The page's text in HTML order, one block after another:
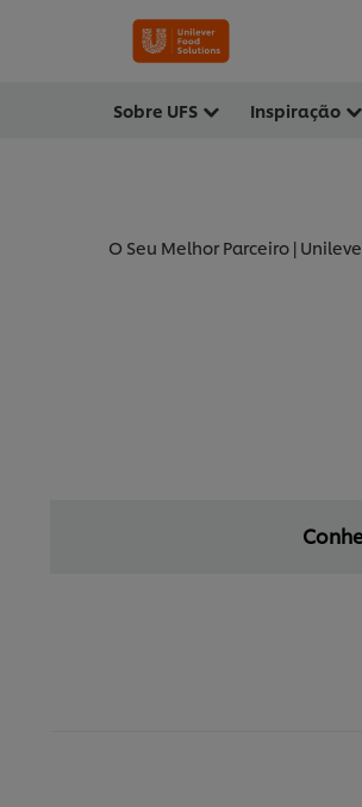
Sobre UFS Inspiração
O Seu Melhor Parceiro |